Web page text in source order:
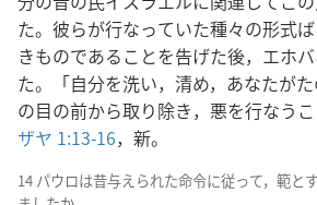
た。彼らが行なっていた種々の形式
きものであることを告げた後，エホ
た。「自分を洗い，清め，あなたが
の目の前から取り除き，悪を行なう
ザヤ 1:13-16，新。
14 パウロは昔与えられた命令に従って，範と